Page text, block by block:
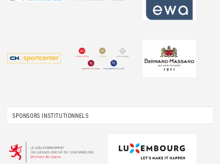
SPONSORS INSTITUTIONNELS